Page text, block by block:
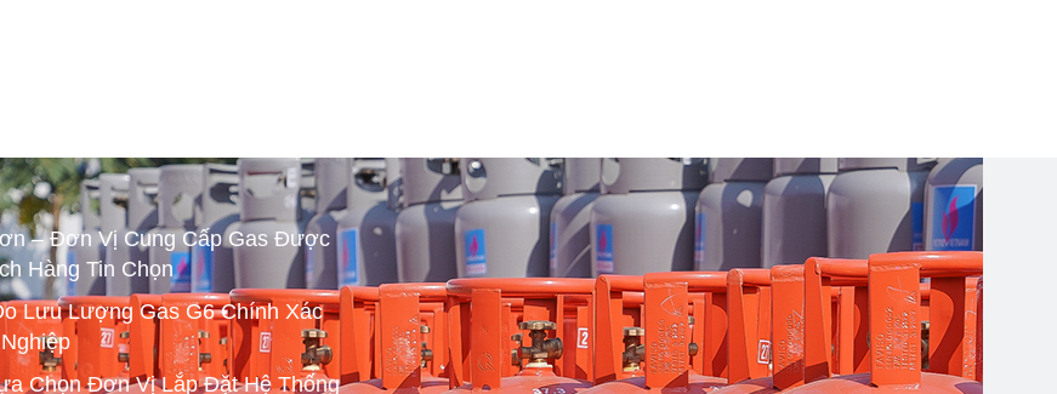
– Đơn Vị Cung Cấp Gas Được
Hàng Tin Chọn
Lưu Lượng Gas G6 Chính Xác
Chọn Đơn Vị Lắp Đặt Hệ Thống